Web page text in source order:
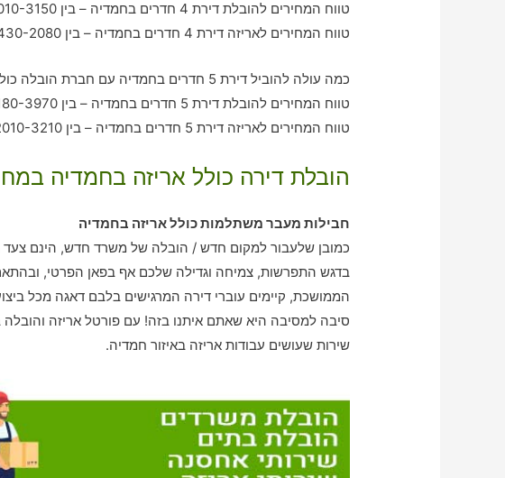
טווח המחירים להובלת דירת 4 חדרים בחמדיה – בין 2010-3150 ש"ח
טווח המחירים לאריזה דירת 4 חדרים בחמדיה – בין 2430-2080 ש"ח
כמה עולה להוביל דירת 5 חדרים בחמדיה עם חברת הובלה כולל אריזה?
טווח המחירים להובלת דירת 5 חדרים בחמדיה – בין 3180-3970 ש"ח
טווח המחירים לאריזה דירת 5 חדרים בחמדיה – בין 2010-3210 ש"ח
הובלת דירה כולל אריזה בחמדיה
חבילות מעבר משתלמות כולל אריזה בחמדיה
כמובן שלעבור למקום חדש / הובלה של משרד חדש, הינם
בדגש התפרשות, צמיחה וגדילה שלכם אף בפאן הפרטי,
הממושכת, קיימים עוברי דירה המרגישים בלבם דאגה מכל
סיבה למסיבה היא שאתם איתנו בזה! עם פורטל אריזה והובלה
שירות שעושים עבודות אריזה באיזור חמדיה.